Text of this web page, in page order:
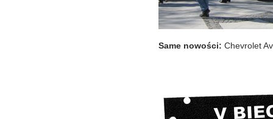
Same nowości: Chevrolet